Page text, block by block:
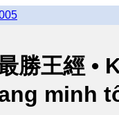
勝王經
minh